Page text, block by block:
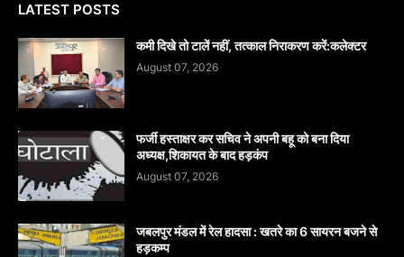
LATEST POSTS
कमी दिखे तो टालें नहीं, तत्काल निराकरण करें:कलेक्टर
August 07, 2026
फर्जी हस्ताक्षर कर सचिव ने अपनी बहू को बना दिया
अध्यक्ष,शिकायत के बाद हड़कंप
August 07, 2026
जबलपुर मंडल में रेल हादसा : खतरे का 6 सायरन बजने से
हड़कम्प